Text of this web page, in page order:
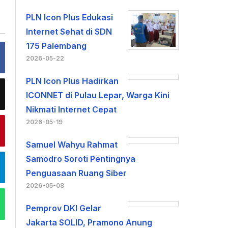
PLN Icon Plus Edukasi
Internet Sehat di SDN
175 Palembang
2026-05-22
PLN Icon Plus Hadirkan
ICONNET di Pulau Lepar, Warga Kini
Nikmati Internet Cepat
2026-05-19
Samuel Wahyu Rahmat
Samodro Soroti Pentingnya
Penguasaan Ruang Siber
2026-05-08
Pemprov DKI Gelar
Jakarta SOLID, Pramono Anung